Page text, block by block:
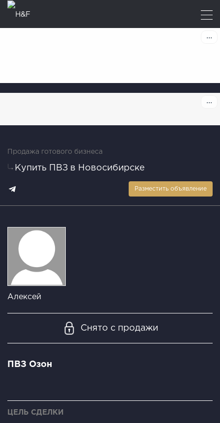
Продажа готового бизнеса
Купить ПВЗ в Новосибирске
Разместить объявление
Алексей
Снято с продажи
ПВЗ Озон
ЦЕЛЬ СДЕЛКИ